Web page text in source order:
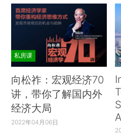
私房课
向松祚：宏观经济70
讲，带你了解国内外
经济大局
2022年04月06日